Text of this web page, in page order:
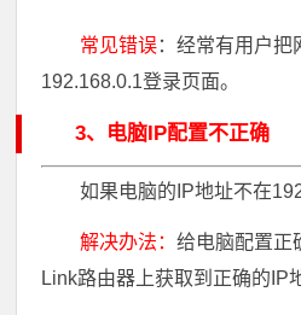
常见错误：经常有用户
192.168.0.1登录页面。
3、电脑IP配置不正确
如果电脑的IP地址不在
解决办法：给电脑配置正
Link路由器上获取到正确的IP